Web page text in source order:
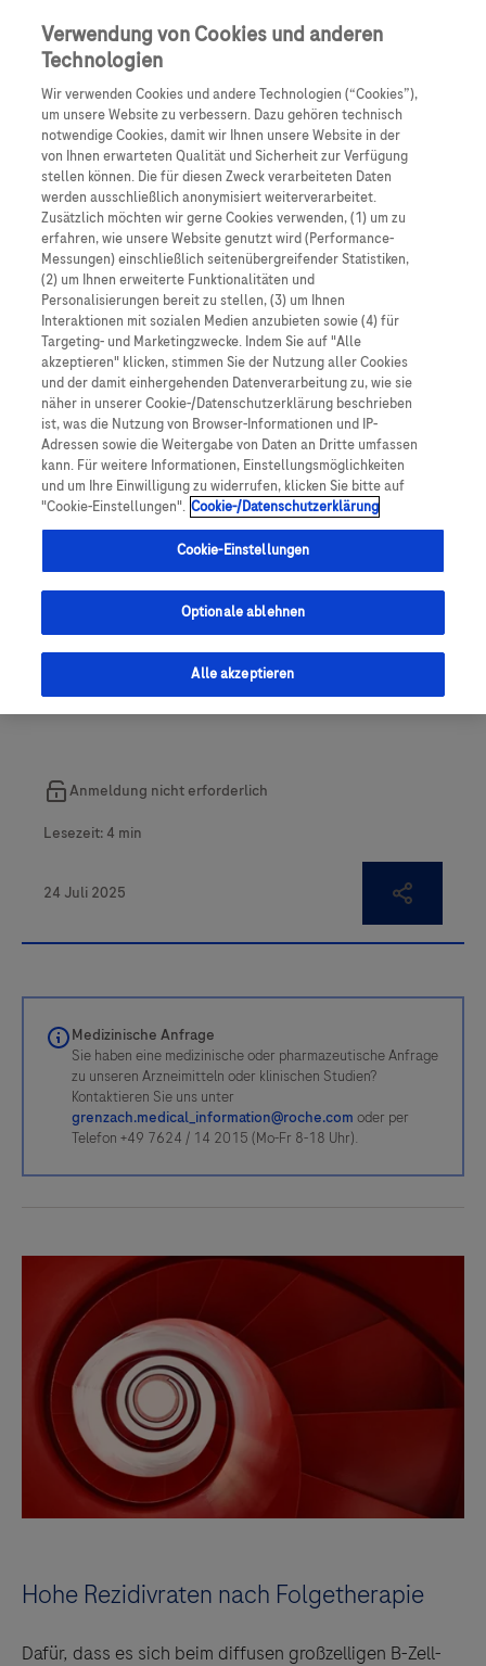
Anmelden
DLBCL
DLBCL
Diffuses großzelliges B-Zell-Lymphom
Folgetherapien im DLBCL
vermeiden: hit hard and early!
Medizinische Anfrage
Sie haben eine medizinische oder pharmazeutische Anfrage
zu unseren Arzneimitteln oder klinischen Studien?
Kontaktieren Sie uns unter
grenzach.medical_information@roche.com oder per
Telefon +49 7624 / 14 2015 (Mo-Fr 8-18 Uhr).
Hohe Rezidivraten nach Folgetherapie
Dafür, dass es sich beim diffusen großzelligen B-Zell-
Verwendung von Cookies und anderen
Technologien
Wir verwenden Cookies und andere Technologien (“Cookies”),
um unsere Website zu verbessern. Dazu gehören technisch
notwendige Cookies, damit wir Ihnen unsere Website in der
von Ihnen erwarteten Qualität und Sicherheit zur Verfügung
stellen können. Die für diesen Zweck verarbeiteten Daten
werden ausschließlich anonymisiert weiterverarbeitet.
Zusätzlich möchten wir gerne Cookies verwenden, (1) um zu
erfahren, wie unsere Website genutzt wird (Performance-
Messungen) einschließlich seitenübergreifender Statistiken,
(2) um Ihnen erweiterte Funktionalitäten und
Personalisierungen bereit zu stellen, (3) um Ihnen
Interaktionen mit sozialen Medien anzubieten sowie (4) für
Targeting- und Marketingzwecke. Indem Sie auf "Alle
akzeptieren" klicken, stimmen Sie der Nutzung aller Cookies
und der damit einhergehenden Datenverarbeitung zu, wie sie
näher in unserer Cookie-/Datenschutzerklärung beschrieben
ist, was die Nutzung von Browser-Informationen und IP-
Adressen sowie die Weitergabe von Daten an Dritte umfassen
kann. Für weitere Informationen, Einstellungsmöglichkeiten
und um Ihre Einwilligung zu widerrufen, klicken Sie bitte auf
"Cookie-Einstellungen". Cookie-/Datenschutzerklärung
Cookie-Einstellungen
Optionale ablehnen
Alle akzeptieren